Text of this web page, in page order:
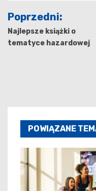
Nawigacja
wpisu
Poprzedni:
Najlepsze książki o
tematyce hazardowej
POWIĄZANE